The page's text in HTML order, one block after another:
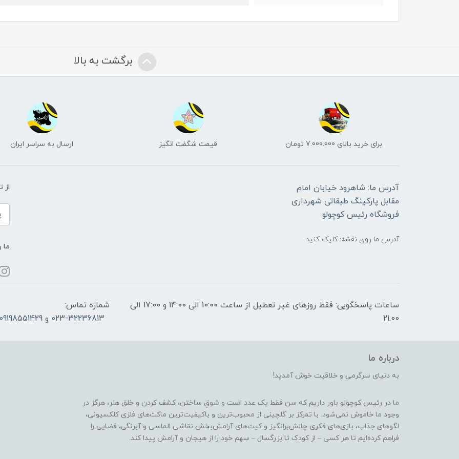
برگشت به بالا
برای خرید بالای 7.000.000 تومان قیمت شگفت انگیز ارسال به سراسر ایران
آدرس ما: شاهرود خیابان امام
مقابل پارکینگ طبقاتی شهرداری
فروشگاه رئیس کوچولو
آدرس ما روی نقشه: کلیک کنید
از
ما
ساعات پاسخگویی: فقط روزهای غیر تعطیل از ساعت 10:00 الی 14:00 و 17:00 الی
21:00
شماره تماس:
023-32236813 و 09198551429
درباره ما
به دنیای سرگرمی و خلاقیت خوش آمدید!
ما در رئیس کوچولو باور داریم که سن فقط یک عدد است و شوقِ ساختن، کشف کردن و خلق هنر، هرگز در
وجود ما خاموش نمی‌شود. با تمرکز بر گلچینی از محبوب‌ترین و باکیفیت‌ترین ماکت‌های فلزی کلکسیونی،
لگوهای جذاب، بازی‌های فکری چالش‌برانگیز و کیت‌های آرامش‌بخش نقاشی الماسی و آبرنگی، فضایی را
فراهم کرده‌ایم تا هر کسی – از کودک تا بزرگسال – سهم خود را از هیجان و آرامش پیدا کند.